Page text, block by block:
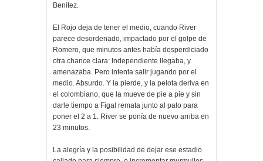
Benítez.
El Rojo deja de tener el medio, cuando River
parece desordenado, impactado por el golpe de
Romero, que minutos antes había desperdiciado
otra chance clara: Independiente llegaba, y
amenazaba. Pero intenta salir jugando por el
medio. Absurdo. Y la pierde, y la pelota deriva en
el colombiano, que la mueve de pie a pie y sin
darle tiempo a Figal remata junto al palo para
poner el 2 a 1. River se ponía de nuevo arriba en
23 minutos.
La alegría y la posibilidad de dejar ese estadio